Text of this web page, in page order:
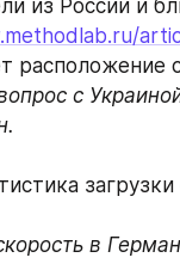
из России и
расположение
с
в